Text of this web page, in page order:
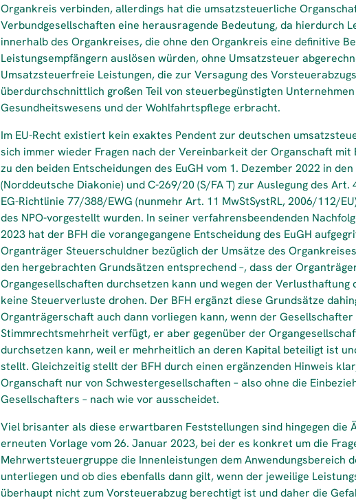
Organkreis verbinden, allerdings hat die umsatzsteuerliche
Verbundgesellschaften eine herausragende Bedeutung, da hierdurch
innerhalb des Organkreises, die ohne den Organkreis eine definitive
Leistungsempfängern auslösen würden, ohne Umsatzsteuer
Umsatzsteuerfreie Leistungen, die zur Versagung des
überdurchschnittlich großen Teil von steuerbegünstigten
Gesundheitswesens und der Wohlfahrtspflege erbracht.
Im EU-Recht existiert kein exaktes Pendent zur deutschen
sich immer wieder Fragen nach der Vereinbarkeit der Organschaft mit
zu den beiden Entscheidungen des EuGH vom 1. Dezember 2022 in
(Norddeutsche Diakonie) und C-269/20 (S/FA T) zur Auslegung des
EG-Richtlinie 77/388/EWG (nunmehr Art. 11 MwStSystRL, 2006/112/
des NPO-vorgestellt wurden. In seiner verfahrensbeendenden
2023 hat der BFH die vorangegangene Entscheidung des EuGH
Organträger Steuerschuldner bezüglich der Umsätze des
den hergebrachten Grundsätzen entsprechend –, dass der
Organgesellschaften durchsetzen kann und wegen der Verlusthaftung
keine Steuerverluste drohen. Der BFH ergänzt diese Grundsätze
Organträgerschaft auch dann vorliegen kann, wenn der
Stimmrechtsmehrheit verfügt, er aber gegenüber der
durchsetzen kann, weil er mehrheitlich an deren Kapital beteiligt ist
stellt. Gleichzeitig stellt der BFH durch einen ergänzenden Hinweis
Organschaft nur von Schwestergesellschaften – also ohne die
Gesellschafters – nach wie vor ausscheidet.
Viel brisanter als diese erwartbaren Feststellungen sind hingegen die
erneuten Vorlage vom 26. Januar 2023, bei der es konkret um die
Mehrwertsteuergruppe die Innenleistungen dem Anwendungsbereich
unterliegen und ob dies ebenfalls dann gilt, wenn der jeweilige
überhaupt nicht zum Vorsteuerabzug berechtigt ist und daher die